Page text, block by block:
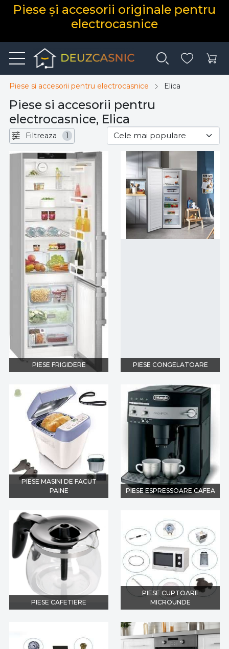
Piese și accesorii originale pentru
electrocasnice
Piese si accesorii pentru electrocasnice Elica
Piese si accesorii pentru
electrocasnice, Elica
Filtreaza 1
PIESE FRIGIDERE PIESE CONGELATOARE
PIESE MASINI DE FACUT
PAINE
PIESE ESPRESSOARE CAFEA
PIESE CAFETIERE
PIESE CUPTOARE
MICROUNDE